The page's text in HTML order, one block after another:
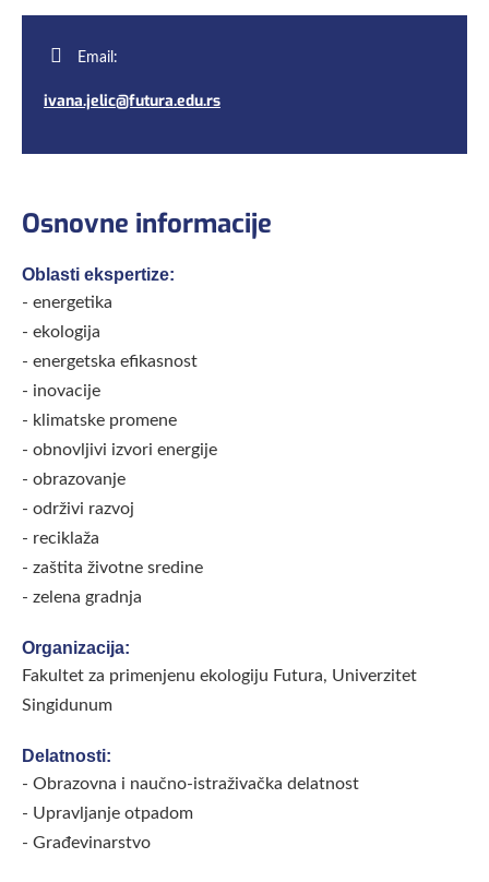
Email:
ivana.jelic@futura.edu.rs
Osnovne informacije
Oblasti ekspertize:
- energetika
- ekologija
- energetska efikasnost
- inovacije
- klimatske promene
- obnovljivi izvori energije
- obrazovanje
- održivi razvoj
- reciklaža
- zaštita životne sredine
- zelena gradnja
Organizacija:
Fakultet za primenjenu ekologiju Futura, Univerzitet
Singidunum
Delatnosti:
- Obrazovna i naučno-istraživačka delatnost
- Upravljanje otpadom
- Građevinarstvo